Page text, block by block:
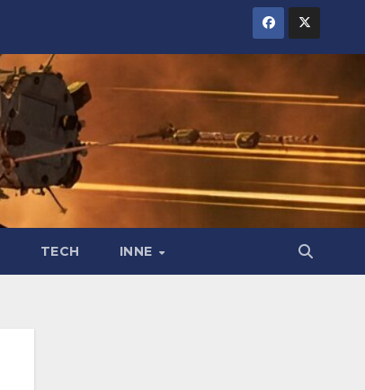
TECH INNE